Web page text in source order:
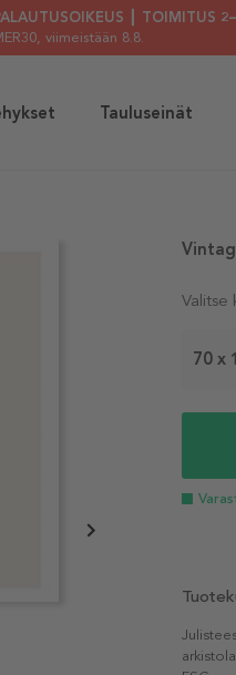
┃ TOIMITUS
, viimeistään 8.8.
Tauluseinät
Valitse
70 x